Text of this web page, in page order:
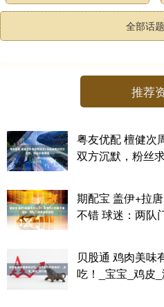
全部话
推荐
粤友优配 檀健次
双方沉默，粉丝
期配宝 盖伊+拉
不错 球迷：两队
贝股通 鸡肉美味
吃！_宝宝_鸡皮